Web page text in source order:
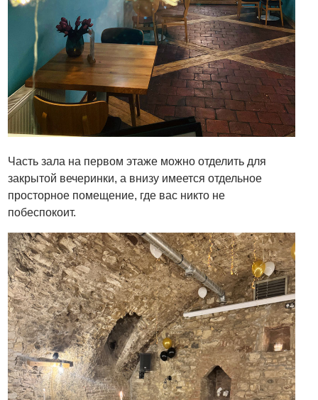
Часть зала на первом этаже можно отделить для
закрытой вечеринки, а внизу имеется отдельное
просторное помещение, где вас никто не
побеспокоит.